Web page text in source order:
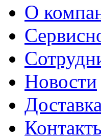
О
Новости
Доставка